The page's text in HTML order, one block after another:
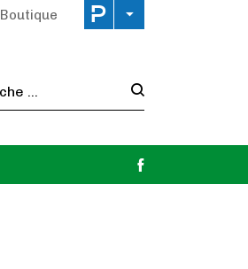
Boutique
Recherche :